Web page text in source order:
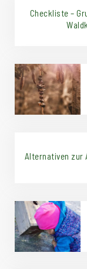
Checkliste –
Alternativen zur